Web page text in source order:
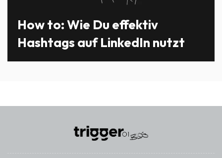
How to: Wie Du effektiv
Hashtags auf LinkedIn nutzt